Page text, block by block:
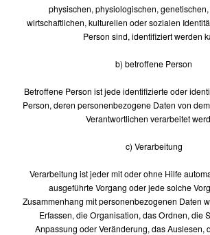
physischen, physiologischen,
wirtschaftlichen, kulturellen oder sozialen
Person sind, identifiziert werden
b) betroffene Person
Betroffene Person ist jede identifizierte oder
Person, deren personenbezogene Daten von
Verantwortlichen verarbeitet
c) Verarbeitung
Verarbeitung ist jeder mit oder ohne Hilfe
ausgeführte Vorgang oder jede solche
Zusammenhang mit personenbezogenen Daten
Erfassen, die Organisation, das Ordnen, die
Anpassung oder Veränderung, das Auslesen,